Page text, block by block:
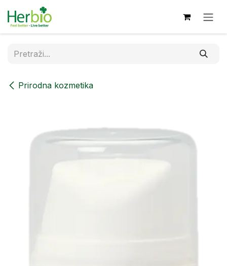
Skip to Content
Prirodna kozmetika